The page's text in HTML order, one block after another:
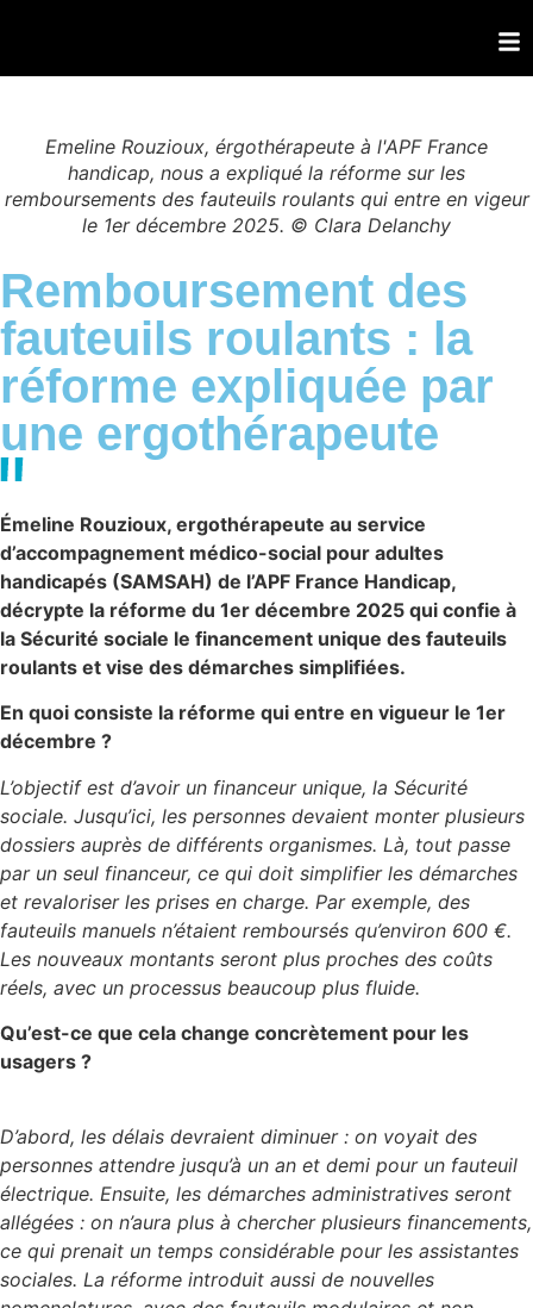
Emeline Rouzioux, érgothérapeute à l'APF France
handicap, nous a expliqué la réforme sur les
remboursements des fauteuils roulants qui entre en vigeur
le 1er décembre 2025. © Clara Delanchy
Remboursement des
fauteuils roulants : la
réforme expliquée par
une ergothérapeute
Émeline Rouzioux, ergothérapeute au service
d’accompagnement médico-social pour adultes
handicapés (SAMSAH) de l’APF France Handicap,
décrypte la réforme du 1er décembre 2025 qui confie à
la Sécurité sociale le financement unique des fauteuils
roulants et vise des démarches simplifiées.
En quoi consiste la réforme qui entre en vigueur le 1er
décembre ?
L’objectif est d’avoir un financeur unique, la Sécurité
sociale. Jusqu’ici, les personnes devaient monter plusieurs
dossiers auprès de différents organismes. Là, tout passe
par un seul financeur, ce qui doit simplifier les démarches
et revaloriser les prises en charge. Par exemple, des
fauteuils manuels n’étaient remboursés qu’environ 600 €.
Les nouveaux montants seront plus proches des coûts
réels, avec un processus beaucoup plus fluide.
Qu’est-ce que cela change concrètement pour les
usagers ?
D’abord, les délais devraient diminuer : on voyait des
personnes attendre jusqu’à un an et demi pour un fauteuil
électrique. Ensuite, les démarches administratives seront
allégées : on n’aura plus à chercher plusieurs financements,
ce qui prenait un temps considérable pour les assistantes
sociales. La réforme introduit aussi de nouvelles